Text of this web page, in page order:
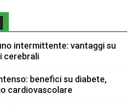
intermittente: vantaggi su
cerebrali
benefici su diabete,
cardiovascolare